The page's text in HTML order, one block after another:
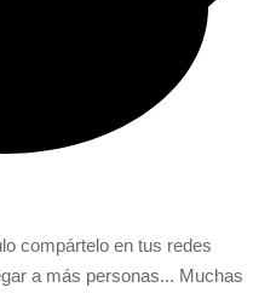
compártelo en tus redes
a más personas... Muchas